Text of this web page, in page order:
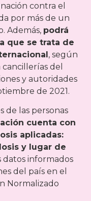
contra el
por más de un
Además, podrá
que se trata de
, según
del
y autoridades
de 2021.
de las personas
cuenta con
aplicadas:
y lugar de
datos informados
del país en el
Normalizado